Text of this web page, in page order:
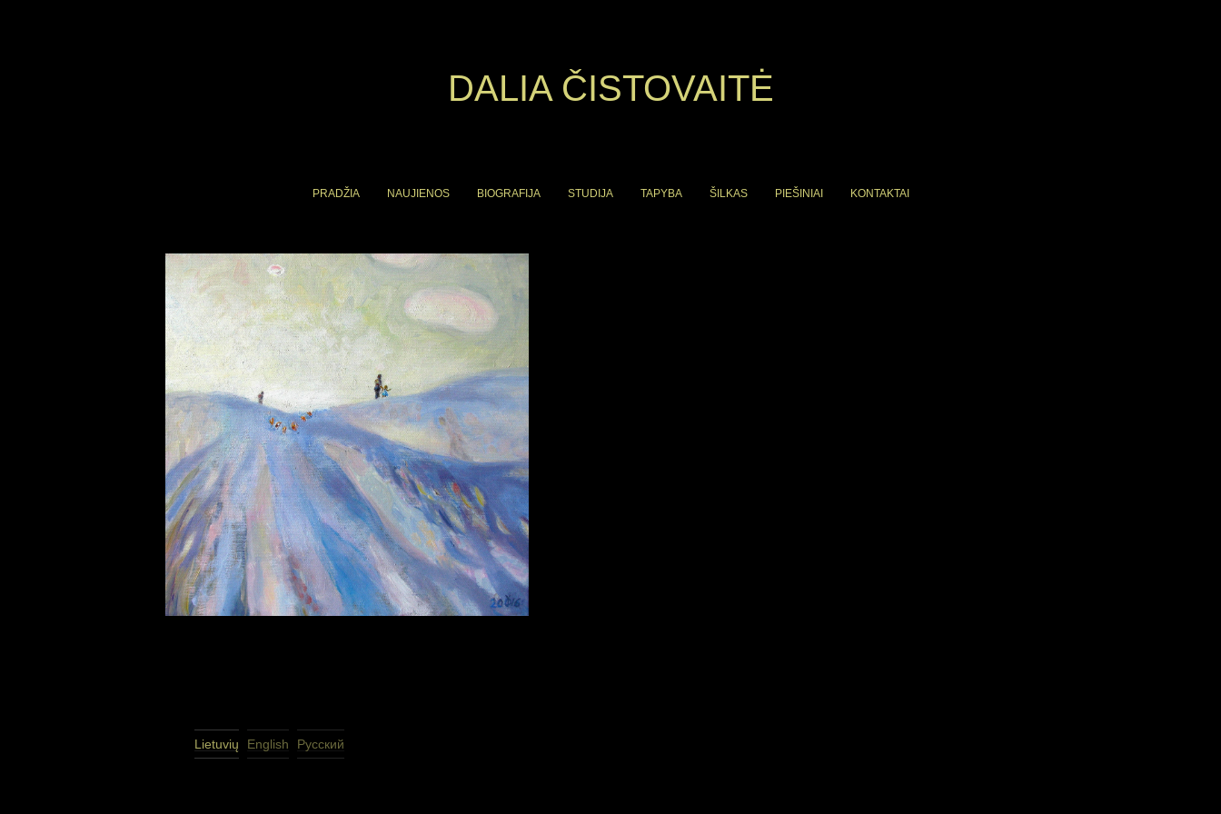
DALIA ČISTOVAITĖ
PRADŽIA NAUJIENOS BIOGRAFIJA STUDIJA TAPYBA ŠILKAS PIEŠINIAI KONTAKTAI
Lietuvių English Русский